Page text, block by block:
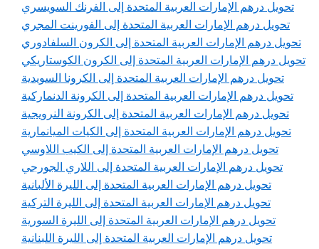
تحويل درهم الإمارات العربية المتحدة إلى الفرنك السويسري
تحويل درهم الإمارات العربية المتحدة إلى الفورينت المجري
تحويل درهم الإمارات العربية المتحدة إلى الكرون السلفادوري
تحويل درهم الإمارات العربية المتحدة إلى الكرون الكوستاريكي
تحويل درهم الإمارات العربية المتحدة إلى الكرونا السويدية
تحويل درهم الإمارات العربية المتحدة إلى الكرونة الدنماركية
تحويل درهم الإمارات العربية المتحدة إلى الكرونة النرويجية
تحويل درهم الإمارات العربية المتحدة إلى الكيات الميانمارية
تحويل درهم الإمارات العربية المتحدة إلى الكيب اللاوسي
تحويل درهم الإمارات العربية المتحدة إلى اللاري الجورجي
تحويل درهم الإمارات العربية المتحدة إلى الليرة الألبانية
تحويل درهم الإمارات العربية المتحدة إلى الليرة التركية
تحويل درهم الإمارات العربية المتحدة إلى الليرة السورية
تحويل درهم الإمارات العربية المتحدة إلى الليرة اللبنانية